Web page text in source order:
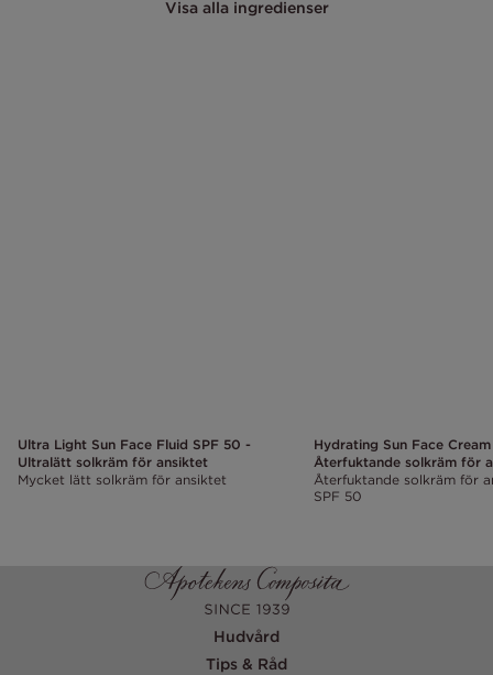
Visa alla ingredienser
Ultra Light Sun Face Fluid SPF 50 -
Ultralätt solkräm för ansiktet
Mycket lätt solkräm för ansiktet
Hydrating Sun Face
Återfuktande solkräm för
Återfuktande solkräm för
SPF 50
Hudvård
Tips & Råd